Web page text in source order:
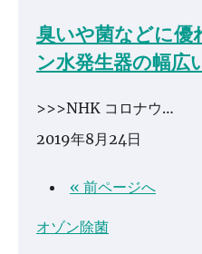
臭いや菌などに
ン水発生器の幅広
>>>NHK コロナウ…
2019年8月24日
« 前ページへ
オゾン除菌